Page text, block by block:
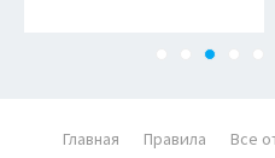
Главная Правила Все